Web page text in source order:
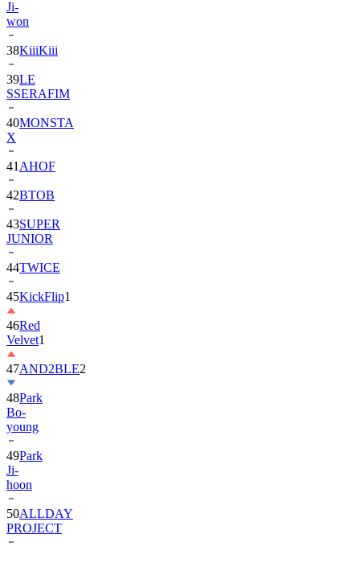
38KiiiKiii
39LE
SSERAFIM
40MONSTA
X
41
42 BTOB
43SUPER
JUNIOR
44TWICE
45KickFlip
46Red
Velvet
47AND2BLE
48Park
Bo-
young
49Park
Ji-
hoon
50ALLDAY
PROJECT